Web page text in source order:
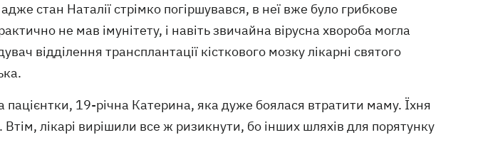
стан Наталії стрімко погіршувався, в неї вже було грибкове
не мав імунітету, і навіть звичайна вірусна хвороба могла
відділення трансплантації кісткового мозку лікарні святого
19-річна Катерина, яка дуже боялася втратити маму. Їхня
лікарі вирішили все ж ризикнути, бо інших шляхів для порятунку